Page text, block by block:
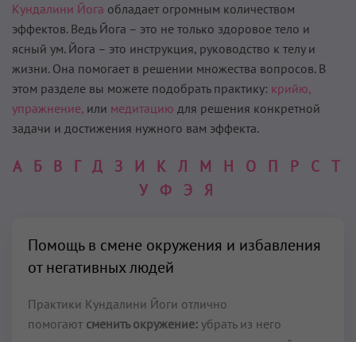
Кундалини Йога обладает огромным количеством
эффектов. Ведь Йога – это не только здоровое тело и
ясный ум. Йога – это инструкция, руководство к телу и
жизни. Она помогает в решении множества вопросов. В
этом разделе вы можете подобрать практику: крийю,
упражнение, или медитацию для решения конкретной
задачи и достижения нужного вам эффекта.
А Б В Г Д З И К Л М Н О П Р С Т
У
Ф Э Я
Помощь в смене окружения и избавления
от негативных людей
Практики Кундалини Йоги отлично
помогают сменить окружение: убрать из него